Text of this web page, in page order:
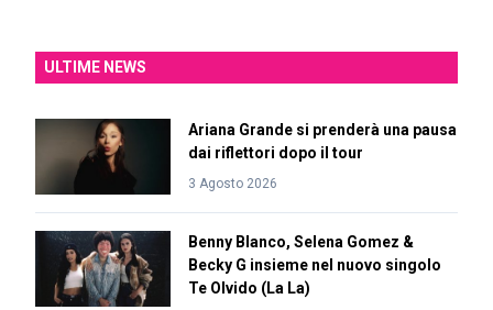
ULTIME NEWS
Ariana Grande si prenderà una pausa
dai riflettori dopo il tour
3 Agosto 2026
Benny Blanco, Selena Gomez &
Becky G insieme nel nuovo singolo
Te Olvido (La La)